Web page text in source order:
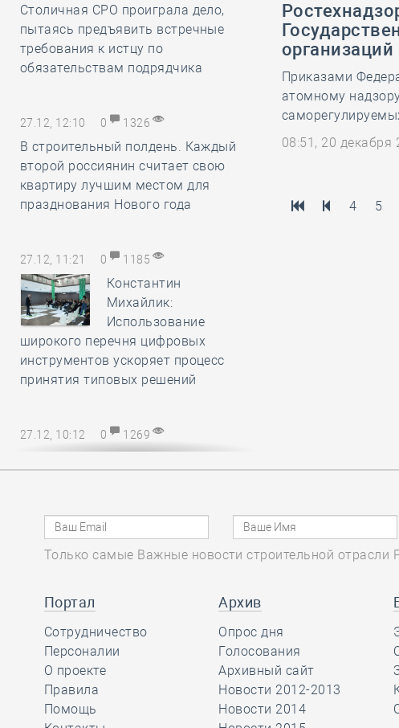
Столичная СРО проиграла дело,
пытаясь предъявить встречные
требования к истцу по
обязательствам подрядчика
27.12, 12:10 0 1326
В строительный полдень. Каждый
второй россиянин считает свою
квартиру лучшим местом для
празднования Нового года
27.12, 11:21 0 1185
Константин
Михайлик:
Использование
широкого перечня цифровых
инструментов ускоряет процесс
принятия типовых решений
27.12, 10:12 0 1269
расходов на охрану труда
отметил, что объём
работ в
строительстве вырос более, чем на
32 процента с 2019 года
организаций
Приказами
атомному
08:51, 20 декабря
4 5
Только самые Важные новости строительной отрасли
Портал
Сотрудничество
Персоналии
О проекте
Правила
Помощь
Архив
Опрос дня
Голосования
Архивный сайт
Новости 2012-2013
Новости 2014